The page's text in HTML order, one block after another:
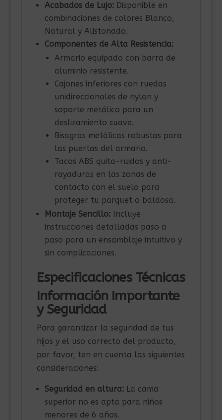
Acabados de Lujo:Disponible en
combinaciones de colores Blanco,
Natural y Alistonado.
Componentes de Alta Resistencia:
Armario equipado con barra de
aluminio resistente.
Cajones inferiores con ruedas
unidireccionales de nylon y
soporte metálico para un
deslizamiento suave.
Bisagras metálicas robustas para
las puertas del armario.
Tacos ABS quita-ruidos y anti-
rayaduras en las zonas de
contacto con el suelo para
proteger tu parquet o baldosa.
Montaje Sencillo:Incluye
instrucciones detalladas paso a
paso para un ensamblaje intuitivo y
sin complicaciones.
Especificaciones Técnicas
Información Importante
y Seguridad
Para garantizar la seguridad de tus
hijos y el uso correcto del producto,
por favor, ten en cuenta las siguientes
consideraciones:
Seguridad en altura:La cama
superior no es apta para niños
menores de 6 años.